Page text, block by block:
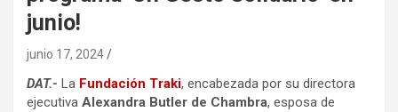
junio!
junio 17, 2024
DAT.- La Fundación Traki, encabezada por su directora
ejecutiva Alexandra Butler de Chambra, esposa de